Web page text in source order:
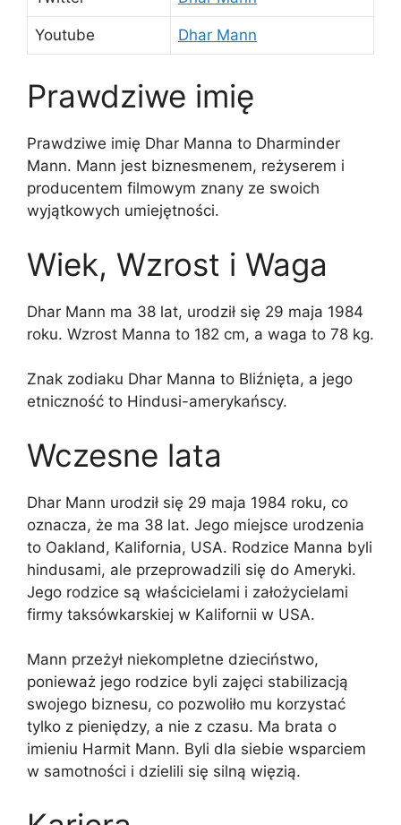
Youtube Dhar Mann
Prawdziwe imię
Prawdziwe imię Dhar Manna to Dharminder
Mann. Mann jest biznesmenem, reżyserem i
producentem filmowym znany ze swoich
wyjątkowych umiejętności.
Wiek, Wzrost i Waga
Dhar Mann ma 38 lat, urodził się 29 maja 1984
roku. Wzrost Manna to 182 cm, a waga to 78 kg.
Znak zodiaku Dhar Manna to Bliźnięta, a jego
etniczność to Hindusi-amerykańscy.
Wczesne lata
Dhar Mann urodził się 29 maja 1984 roku, co
oznacza, że ​​ma 38 lat. Jego miejsce urodzenia
to Oakland, Kalifornia, USA. Rodzice Manna byli
hindusami, ale przeprowadzili się do Ameryki.
Jego rodzice są właścicielami i założycielami
firmy taksówkarskiej w Kalifornii w USA.
Mann przeżył niekompletne dzieciństwo,
ponieważ jego rodzice byli zajęci stabilizacją
swojego biznesu, co pozwoliło mu korzystać
tylko z pieniędzy, a nie z czasu. Ma brata o
imieniu Harmit Mann. Byli dla siebie wsparciem
w samotności i dzielili się silną więzią.